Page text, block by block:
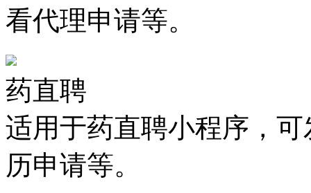
看代理申请等。
药直聘
适用于药直聘小程序，
历申请等。